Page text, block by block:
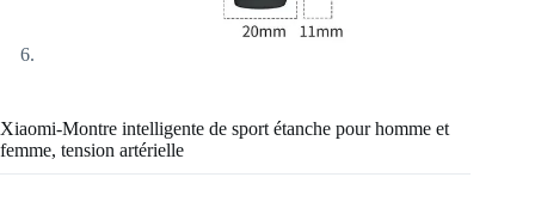
Xiaomi-Montre intelligente de sport étanche pour homme et
femme, tension artérielle